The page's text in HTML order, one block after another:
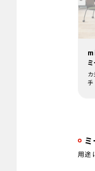
手
用途